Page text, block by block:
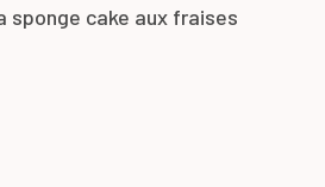
sponge cake aux fraises